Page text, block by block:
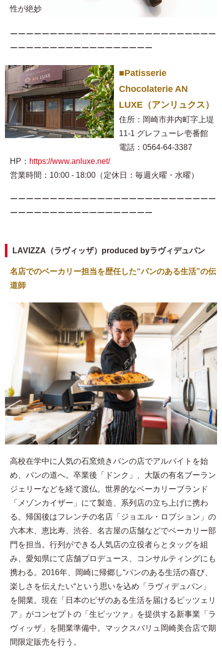
性が絶妙
ーーーーーーーーーーーーーーーーーーーーーーーーーー
ーーーーーーーーーーーーーーーーーー
■Patisserie
Chocolaterie AN
LUXE（アンリュクス）
住所：岡崎市井内町字上堤
11-1 グレフューレ壱番館
電話：0564-64-3387
HP： https://www.anluxe.net/
営業時間：10:00 - 18:00（定休日：毎週火曜・水曜）
ーーーーーーーーーーーーーーーーーーーーーーーーーー
ーーーーーーーーーーーーーーーーーー
LAVIZZA（ラヴィッザ）produced byラヴィデュパン
名店でのベーカリー担当を歴任した“パンのある生活”の伝
道師
高校在学中に人気の石窯焼きパンの店でアルバイトを始
め、パンの道へ。卒業後「ドンク」、大阪の有名ブーラン
ジェリーなどを経て渡仏。世界的なベーカリーブランド
「メゾンカイザー」にて製造、系列店の立ち上げに携わ
る。帰国後はフレンチの名店「ジョエル・ロブション」の
六本木、恵比寿、渋谷、名古屋の店舗などでベーカリー部
門を担当。行列ができる人気店の立役者らとタッグを組
み、愛知県にて店舗プロデュース、コンサルティングにも
携わる。2016年、岡崎に帰郷し“パンのある生活の喜び、
楽しさを伝えたい“という思いを込め「ラヴィデュパン」
を開業。現在「日本のピザのある生活を届けるピッツェリ
ア」がコンセプトの「生ピッツァ」を提供する新事業「ラ
ヴィッザ」を開業準備中。マックスバリュ岡崎美合店で期
間限定販売を行う。